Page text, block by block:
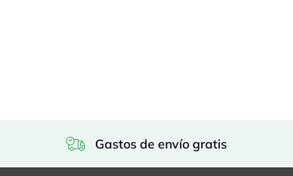
Gastos de envío gratis